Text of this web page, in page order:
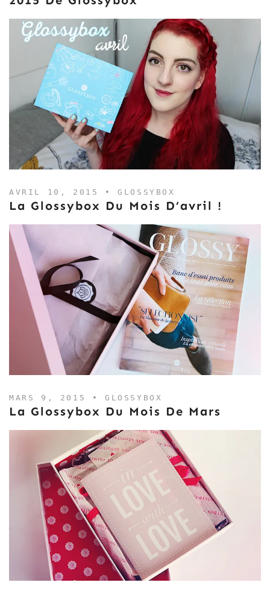
AVRIL 10, 2015 •GLOSSYBOX
La Glossybox Du Mois D’avril !
MARS 9, 2015 • GLOSSYBOX
La Glossybox Du Mois De Mars